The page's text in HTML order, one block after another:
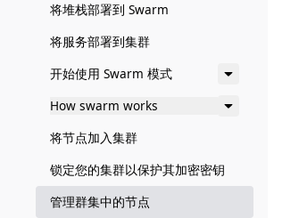
将堆栈部署到 Swarm
将服务部署到集群
开始使用 Swarm 模式
How swarm works
将节点加入集群
锁定您的集群以保护其加密密钥
管理群集中的节点